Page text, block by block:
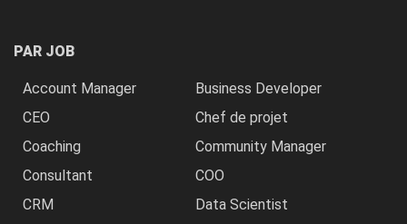
PAR JOB
Account Manager
Business Developer
CEO
Chef de projet
Coaching
Community Manager
Consultant
COO
CRM
Data Scientist